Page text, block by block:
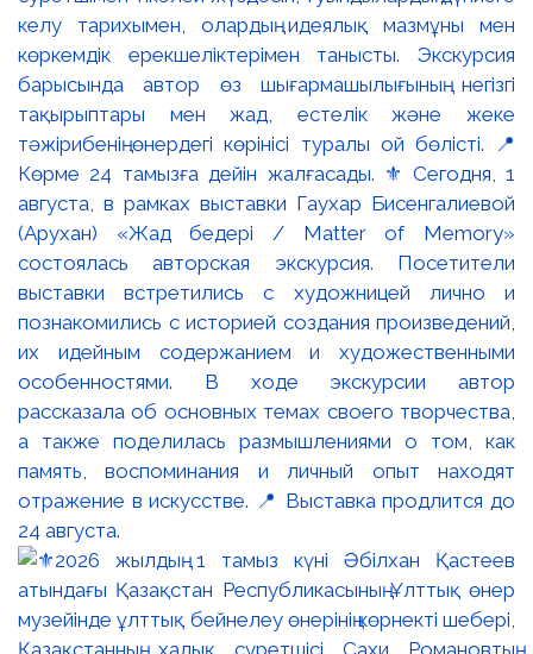
келу тарихымен, олардың идеялық мазмұны мен
көркемдік ерекшеліктерімен танысты. Экскурсия
барысында автор өз шығармашылығының негізгі
тақырыптары мен жад, естелік және жеке
тәжірибенің өнердегі көрінісі туралы ой бөлісті. 📍
Көрме 24 тамызға дейін жалғасады. ⚜️ Сегодня, 1
августа, в рамках выставки Гаухар Бисенгалиевой
(Арухан) «Жад бедері / Matter of Memory»
состоялась авторская экскурсия. Посетители
выставки встретились с художницей лично и
познакомились с историей создания произведений,
их идейным содержанием и художественными
особенностями. В ходе экскурсии автор
рассказала об основных темах своего творчества,
а также поделилась размышлениями о том, как
память, воспоминания и личный опыт находят
отражение в искусстве. 📍 Выставка продлится до
24 августа.